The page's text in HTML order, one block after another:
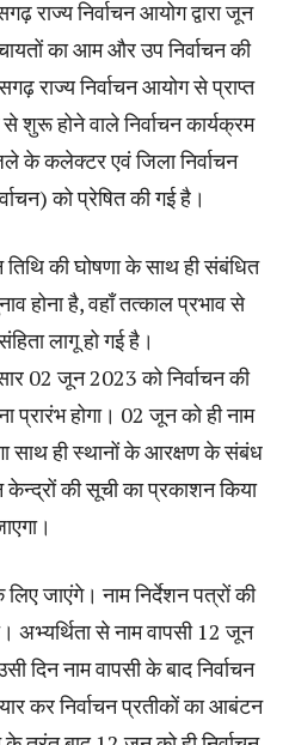
राज्य निर्वाचन आयोग द्वारा जून
का आम और उप निर्वाचन की
राज्य निर्वाचन आयोग से प्राप्त
होने वाले निर्वाचन कार्यक्रम
के कलेक्टर एवं जिला निर्वाचन
को प्रेषित की गई है।
तिथि की घोषणा के साथ ही संबंधित
होना है, वहाँ तत्काल प्रभाव से
लागू हो गई है।
02 जून 2023 को निर्वाचन की
प्रारंभ होगा। 02 जून को ही नाम
साथ ही स्थानों के आरक्षण के संबंध
की सूची का प्रकाशन किया
जाएंगे। नाम निर्देशन पत्रों की
अभ्यर्थिता से नाम वापसी 12 जून
दिन नाम वापसी के बाद निर्वाचन
कर निर्वाचन प्रतीकों का आबंटन